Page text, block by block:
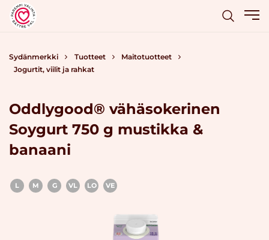
Sydänmerkki Tuotteet
Maitotuotteet
Jogurtit, viilit ja rahkat
Oddlygood® vähäsokerinen
Soygurt 750 g mustikka &
banaani
L M G VL LO VE